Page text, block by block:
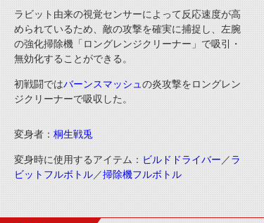
ラビット由来の視覚センサーによって反応速度が高
められているため、敵の攻撃を確実に捕捉し、左腕
の強化掃除機「ロングレンジクリーナー」で吸引・
無効化することができる。
初戦闘ではバーンスマッシュ の炎攻撃をロングレン
ジクリーナーで吸収した。
変身者： 桐生戦兎
変身時に使用するアイテム： ビルドドライバー ／ラ
ビットフルボトル／掃除機フルボトル